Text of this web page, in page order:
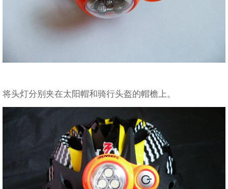
将头灯分别夹在太阳帽和骑行头盔的帽檐上。